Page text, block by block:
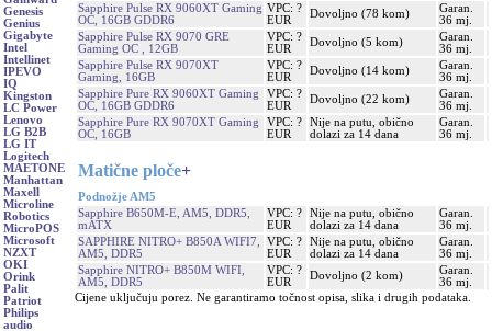
Genesis
Genius
Gigabyte
Intel
Intellinet
IPEVO
IQ
Kingston
LC Power
Lenovo
LG B2B
LG IT
Logitech
MAETONE
Manhattan
Maxell
Microline
Robotics
MicroPOS
Microsoft
NZXT
OKI
Orink
Palit
Patriot
Philips
audio
Sapphire Pulse RX 9060XT Gaming
OC, 16GB GDDR6
VPC: ?
EUR
Dovoljno (78 kom)
Garan.
36 mj.
Sapphire Pulse RX 9070 GRE
Gaming OC , 12GB
VPC: ?
EUR
Dovoljno (5 kom)
Garan.
36 mj.
Sapphire Pulse RX 9070XT
Gaming, 16GB
VPC: ?
EUR
Dovoljno (14 kom)
Garan.
36 mj.
Sapphire Pure RX 9060XT Gaming
OC, 16GB GDDR6
VPC: ?
EUR
Dovoljno (22 kom)
Garan.
36 mj.
Sapphire Pure RX 9070XT Gaming
OC, 16GB
VPC: ?
EUR
Nije na putu, obično
dolazi za 14 dana
Garan.
36 mj.
Matične ploče+
Podnožje AM5
Sapphire B650M-E, AM5, DDR5,
mATX
VPC: ?
EUR
Nije na putu, obično
dolazi za 14 dana
Garan.
36 mj.
SAPPHIRE NITRO+ B850A WIFI7,
AM5, DDR5
VPC: ?
EUR
Nije na putu, obično
dolazi za 14 dana
Garan.
36 mj.
Sapphire NITRO+ B850M WIFI,
AM5, DDR5
VPC: ?
EUR
Dovoljno (2 kom)
Garan.
36 mj.
Cijene uključuju porez. Ne garantiramo točnost opisa, slika i drugih podataka.